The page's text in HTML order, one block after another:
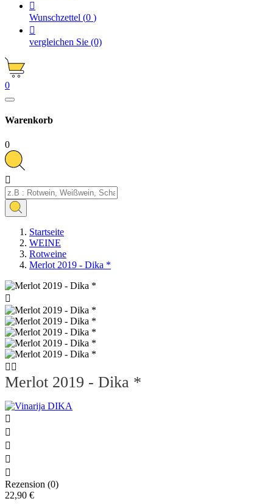

Wunschzettel (0 )

vergleichen Sie (0)
0
Warenkorb
0

Startseite
WEINE
Rotweine
Merlot 2019 - Dika *

 
Merlot 2019 - Dika *





Rezension (0)
22,90 €